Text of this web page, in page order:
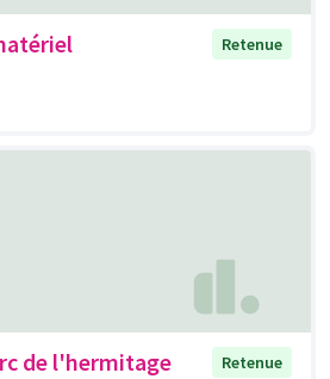
Retenue
de l'hermitage
Retenue